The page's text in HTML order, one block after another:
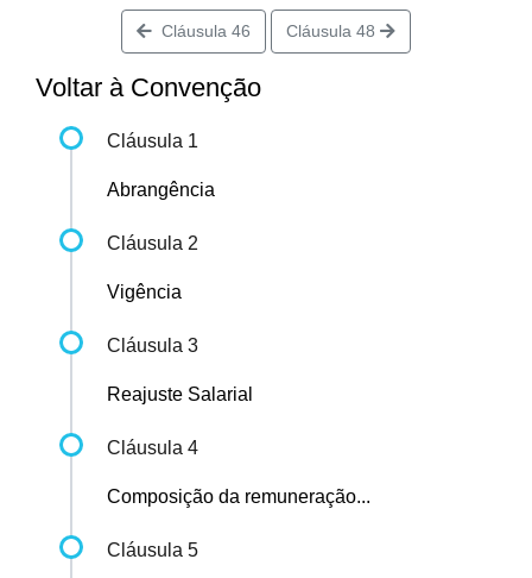
Cláusula 46 Cláusula 48
Voltar à Convenção
Cláusula 1
Abrangência
Cláusula 2
Vigência
Cláusula 3
Reajuste Salarial
Cláusula 4
Composição da remuneração...
Cláusula 5